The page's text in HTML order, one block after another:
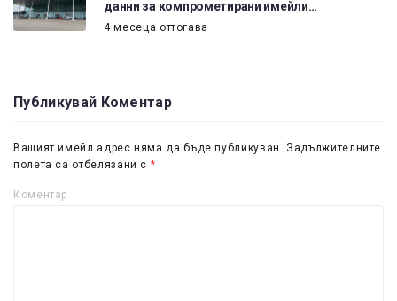
данни за компрометирани имейли…
4 месеца оттогава
Публикувай Коментар
Вашият имейл адрес няма да бъде публикуван. Задължителните
полета са отбелязани с *
Коментар